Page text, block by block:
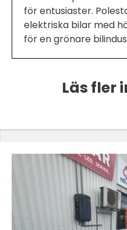
för entusiaster.
elektriska bilar med
för en grönare
Läs fler